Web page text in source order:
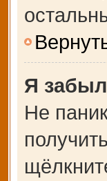
Я
Не